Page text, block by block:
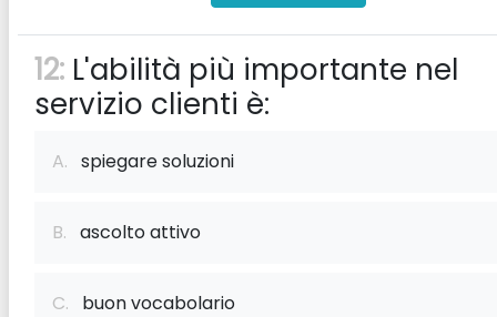
12: L'abilità più importante nel
servizio clienti è:
A. spiegare soluzioni
B. ascolto attivo
C. buon vocabolario